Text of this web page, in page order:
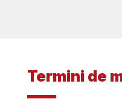
Termini de